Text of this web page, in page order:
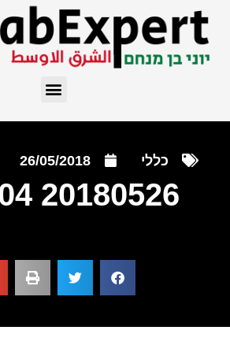
כללי 26/05/2018
20180526 100504